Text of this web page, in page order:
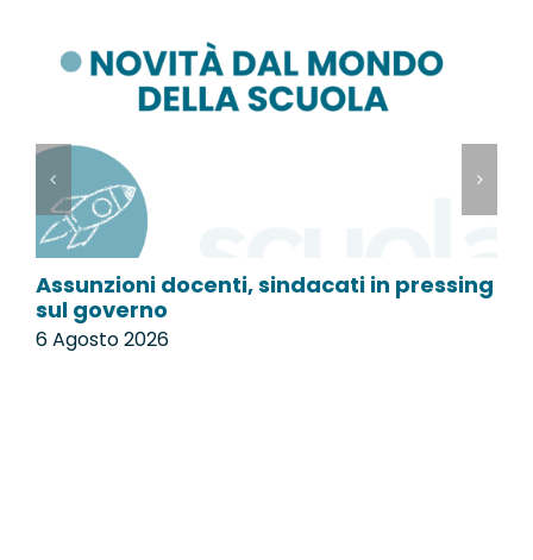
Assunzioni docenti, sindacati in pressing
sul governo
6 Agosto 2026